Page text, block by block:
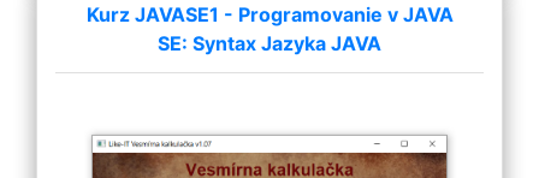
Kurz JAVASE1 - Programovanie v JAVA
SE: Syntax Jazyka JAVA